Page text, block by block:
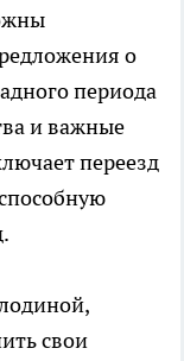
о
периода
и важные
переезд
свои